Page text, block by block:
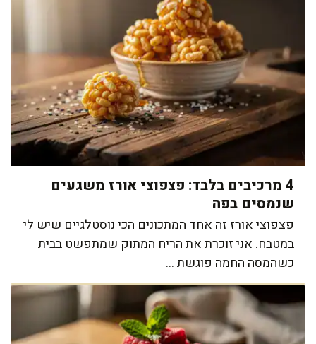
4 מרכיבים בלבד: פצפוצי אורז משגעים
שנמסים בפה
פצפוצי אורז זה אחד המתכונים הכי נוסטלגיים שיש לי
במטבח. אני זוכרת את הריח המתוק שמתפשט בבית
כשהמסה החמה פוגשת ...